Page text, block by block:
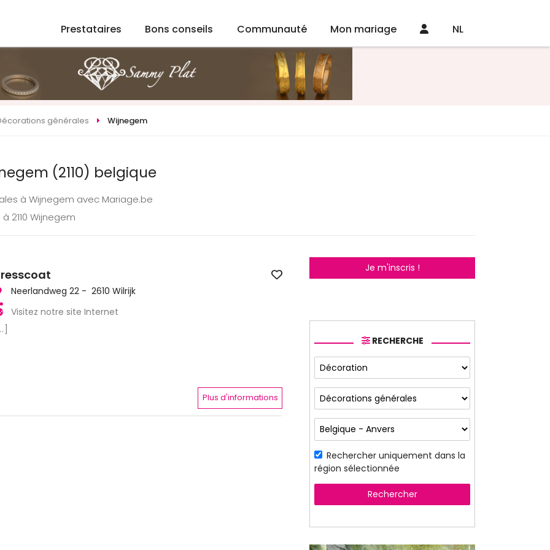
Prestataires Bons conseils Communauté Mon mariage NL
générales Wijnegem
(2110) belgique
à Wijnegem avec Mariage.be
2110 Wijnegem
Neerlandweg 22 - 2610 Wilrijk
Visitez notre site Internet
Plus d'informations
Je m'inscris !
RECHERCHE
Rechercher uniquement dans la
région sélectionnée
Rechercher